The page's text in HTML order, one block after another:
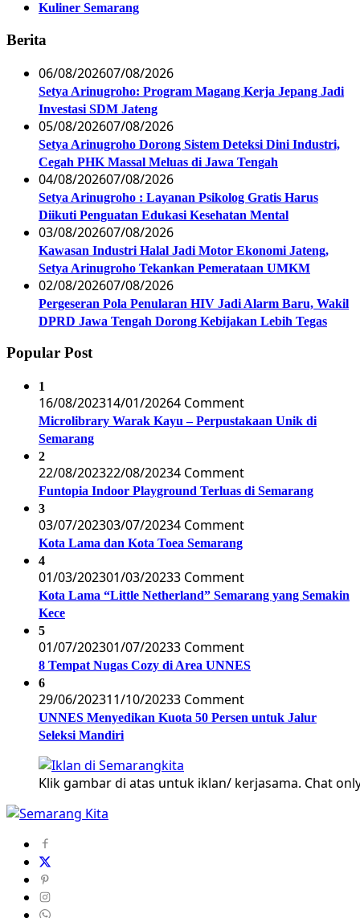
Kuliner Semarang
Berita
06/08/202607/08/2026
Setya Arinugroho: Program Magang Kerja Jepang Jadi
Investasi SDM Jateng
05/08/202607/08/2026
Setya Arinugroho Dorong Sistem Deteksi Dini Industri,
Cegah PHK Massal Meluas di Jawa Tengah
04/08/202607/08/2026
Setya Arinugroho : Layanan Psikolog Gratis Harus
Diikuti Penguatan Edukasi Kesehatan Mental
03/08/202607/08/2026
Kawasan Industri Halal Jadi Motor Ekonomi Jateng,
Setya Arinugroho Tekankan Pemerataan UMKM
02/08/202607/08/2026
Pergeseran Pola Penularan HIV Jadi Alarm Baru, Wakil
DPRD Jawa Tengah Dorong Kebijakan Lebih Tegas
Popular Post
1
16/08/202314/01/20264 Comment
Microlibrary Warak Kayu – Perpustakaan Unik di
Semarang
2
22/08/202322/08/20234 Comment
Funtopia Indoor Playground Terluas di Semarang
3
03/07/202303/07/20234 Comment
Kota Lama dan Kota Toea Semarang
4
01/03/202301/03/20233 Comment
Kota Lama “Little Netherland” Semarang yang Semakin
Kece
5
01/07/202301/07/20233 Comment
8 Tempat Nugas Cozy di Area UNNES
6
29/06/202311/10/20233 Comment
UNNES Menyedikan Kuota 50 Persen untuk Jalur
Seleksi Mandiri
Klik gambar di atas untuk iklan/ kerjasama. Chat